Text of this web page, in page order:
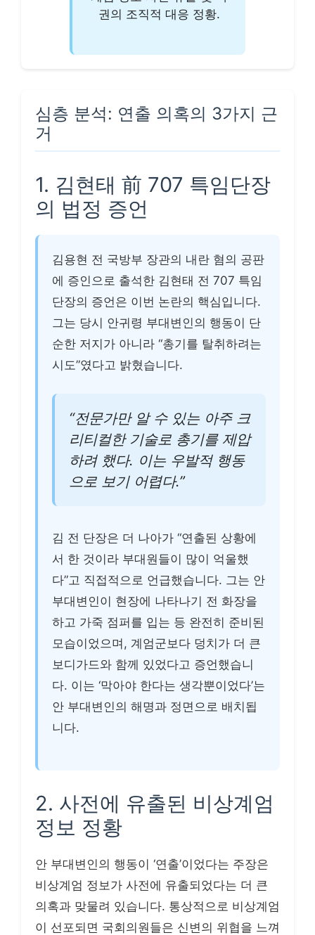
권의 조직적 대응 정황.
심층 분석: 연출 의혹의 3가지 근
거
1. 김현태 前 707 특임단장
의 법정 증언
김용현 전 국방부 장관의 내란 혐의 공판
에 증인으로 출석한 김현태 전 707 특임
단장의 증언은 이번 논란의 핵심입니다.
그는 당시 안귀령 부대변인의 행동이 단
순한 저지가 아니라 “총기를 탈취하려는
시도”였다고 밝혔습니다.
“전문가만 알 수 있는 아주 크
리티컬한 기술로 총기를 제압
하려 했다. 이는 우발적 행동
으로 보기 어렵다.”
김 전 단장은 더 나아가 “연출된 상황에
서 한 것이라 부대원들이 많이 억울했
다”고 직접적으로 언급했습니다. 그는 안
부대변인이 현장에 나타나기 전 화장을
하고 가죽 점퍼를 입는 등 완전히 준비된
모습이었으며, 계엄군보다 덩치가 더 큰
보디가드와 함께 있었다고 증언했습니
다. 이는 ‘막아야 한다는 생각뿐이었다’는
안 부대변인의 해명과 정면으로 배치됩
니다.
2. 사전에 유출된 비상계엄
정보 정황
안 부대변인의 행동이 ‘연출’이었다는 주장은
비상계엄 정보가 사전에 유출되었다는 더 큰
의혹과 맞물려 있습니다. 통상적으로 비상계엄
이 선포되면 국회의원들은 신변의 위협을 느껴